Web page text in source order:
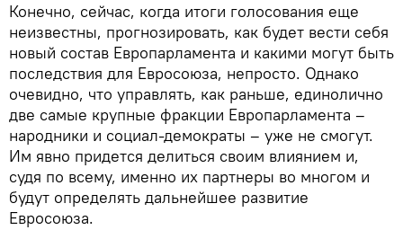
Конечно, сейчас, когда итоги голосования еще
неизвестны, прогнозировать, как будет вести себя
новый состав Европарламента и какими могут быть
последствия для Евросоюза, непросто. Однако
очевидно, что управлять, как раньше, единолично
две самые крупные фракции Европарламента –
народники и социал-демократы – уже не смогут.
Им явно придется делиться своим влиянием и,
судя по всему, именно их партнеры во многом и
будут определять дальнейшее развитие
Евросоюза.